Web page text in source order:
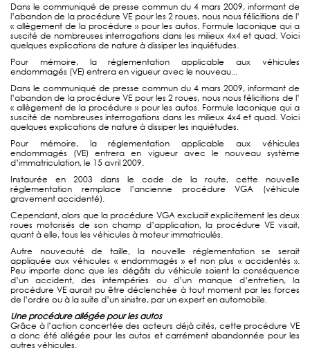
Dans le communiqué de presse commun du 4 mars 2009, informant de
l’abandon de la procédure VE pour les 2 roues, nous nous félicitions de l’
« allègement de la procédure » pour les autos. Formule laconique qui a
suscité de nombreuses interrogations dans les milieux 4x4 et quad. Voici
quelques explications de nature à dissiper les inquiétudes.
Pour mémoire, la réglementation applicable aux véhicules
endommagés (VE) entrera en vigueur avec le nouveau...
Dans le communiqué de presse commun du 4 mars 2009, informant de
l’abandon de la procédure VE pour les 2 roues, nous nous félicitions de l’
« allègement de la procédure » pour les autos. Formule laconique qui a
suscité de nombreuses interrogations dans les milieux 4x4 et quad. Voici
quelques explications de nature à dissiper les inquiétudes.
Pour mémoire, la réglementation applicable aux véhicules
endommagés (VE) entrera en vigueur avec le nouveau système
d’immatriculation, le 15 avril 2009.
Instaurée en 2003 dans le code de la route, cette nouvelle
réglementation remplace l’ancienne procédure VGA (véhicule
gravement accidenté).
Cependant, alors que la procédure VGA excluait explicitement les deux
roues motorisés de son champ d’application, la procédure VE visait,
quant à elle, tous les véhicules à moteur immatriculés.
Autre nouveauté de taille, la nouvelle réglementation se serait
appliquée aux véhicules « endommagés » et non plus « accidentés ».
Peu importe donc que les dégâts du véhicule soient la conséquence
d’un accident, des intempéries ou d’un manque d’entretien, la
procédure VE aurait pu être déclenchée à tout moment par les forces
de l’ordre ou à la suite d’un sinistre, par un expert en automobile.
Une procédure allégée pour les autos
Grâce à l’action concertée des acteurs déjà cités, cette procédure VE
a donc été allégée pour les autos et carrément abandonnée pour les
autres véhicules.